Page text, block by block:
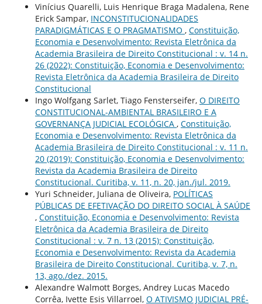
Vinícius Quarelli, Luis Henrique Braga Madalena, Rene
Erick Sampar, INCONSTITUCIONALIDADES
PARADIGMÁTICAS E O PRAGMATISMO , Constituição,
Economia e Desenvolvimento: Revista Eletrônica da
Academia Brasileira de Direito Constitucional : v. 14 n.
26 (2022): Constituição, Economia e Desenvolvimento:
Revista Eletrônica da Academia Brasileira de Direito
Constitucional
Ingo Wolfgang Sarlet, Tiago Fensterseifer, O DIREITO
CONSTITUCIONAL-AMBIENTAL BRASILEIRO E A
GOVERNANÇA JUDICIAL ECOLÓGICA , Constituição,
Economia e Desenvolvimento: Revista Eletrônica da
Academia Brasileira de Direito Constitucional : v. 11 n.
20 (2019): Constituição, Economia e Desenvolvimento:
Revista da Academia Brasileira de Direito
Constitucional. Curitiba, v. 11, n. 20, jan./jul. 2019.
Yuri Schneider, Juliana de Oliveira, POLÍTICAS
PÚBLICAS DE EFETIVAÇÃO DO DIREITO SOCIAL À SAÚDE
, Constituição, Economia e Desenvolvimento: Revista
Eletrônica da Academia Brasileira de Direito
Constitucional : v. 7 n. 13 (2015): Constituição,
Economia e Desenvolvimento: Revista da Academia
Brasileira de Direito Constitucional. Curitiba, v. 7, n.
13, ago./dez. 2015.
Alexandre Walmott Borges, Andrey Lucas Macedo
Corrêa, Ivette Esis Villarroel, O ATIVISMO JUDICIAL PRÉ-